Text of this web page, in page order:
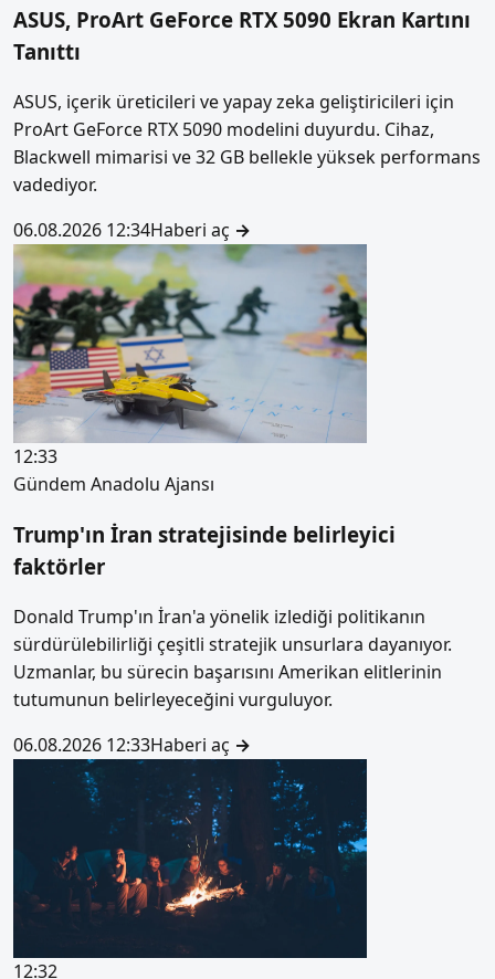
ASUS, ProArt GeForce RTX 5090 Ekran Kartını
Tanıttı
ASUS, içerik üreticileri ve yapay zeka geliştiricileri için
ProArt GeForce RTX 5090 modelini duyurdu. Cihaz,
Blackwell mimarisi ve 32 GB bellekle yüksek performans
vadediyor.
06.08.2026 12:34Haberi aç →
12:33
Gündem Anadolu Ajansı
Trump'ın İran stratejisinde belirleyici
faktörler
Donald Trump'ın İran'a yönelik izlediği politikanın
sürdürülebilirliği çeşitli stratejik unsurlara dayanıyor.
Uzmanlar, bu sürecin başarısını Amerikan elitlerinin
tutumunun belirleyeceğini vurguluyor.
06.08.2026 12:33Haberi aç →
12:32